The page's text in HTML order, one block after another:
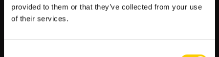
provided to them or that they’ve collected from your use
of their services.
Jak powiedział o nim trener Evertonu, Harry
Catterick: „Był jednym z najwspanialszych ludzi,